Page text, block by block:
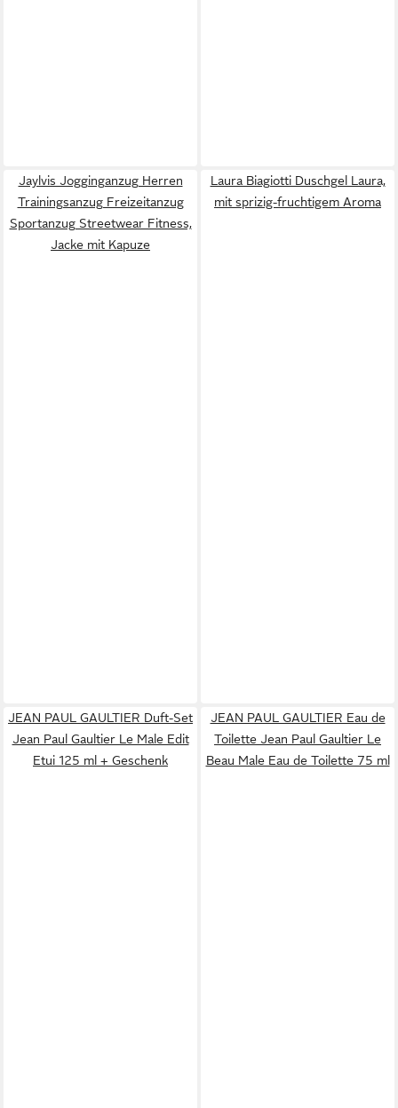
Jaylvis Jogginganzug Herren
Trainingsanzug Freizeitanzug
Sportanzug Streetwear Fitness,
Jacke mit Kapuze
Laura Biagiotti Duschgel Laura,
mit sprizig-fruchtigem Aroma
JEAN PAUL GAULTIER Duft-Set
Jean Paul Gaultier Le Male Edit
Etui 125 ml + Geschenk
JEAN PAUL GAULTIER Eau de
Toilette Jean Paul Gaultier Le
Beau Male Eau de Toilette 75 ml